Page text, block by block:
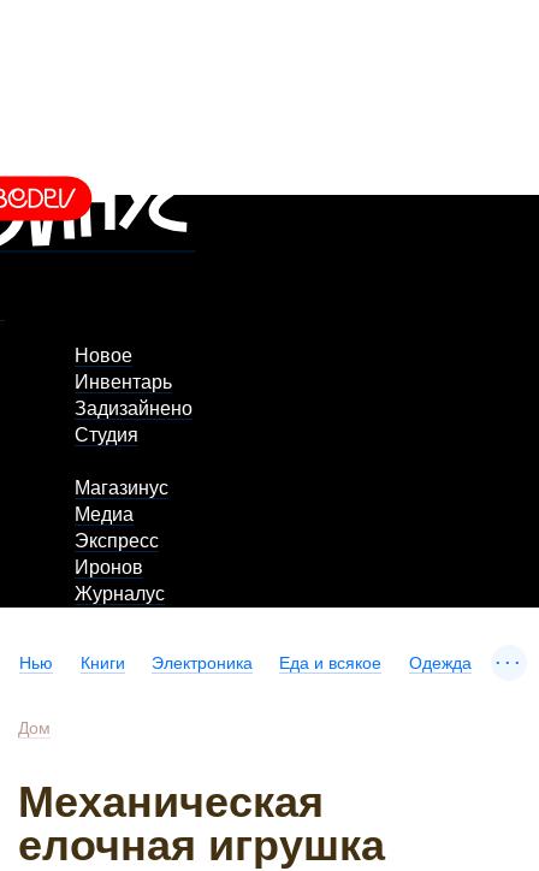
Новое
Инвентарь
Задизайнено
Студия
Магазинус
Медиа
Экспресс
Иронов
Журналус
Нью Книги Электроника Еда и всякое Одежда ...
Дом
Механическая
елочная игрушка